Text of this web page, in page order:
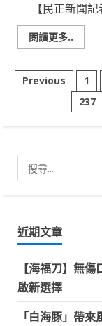
【民正新聞記
閱讀更多..
more
孔
雀
般
豔
中
居
是
超
王
文
頁
Previous 1
237
尋
字:
近期文章
【海福刀】無
啟新選擇
「白海豚」帶